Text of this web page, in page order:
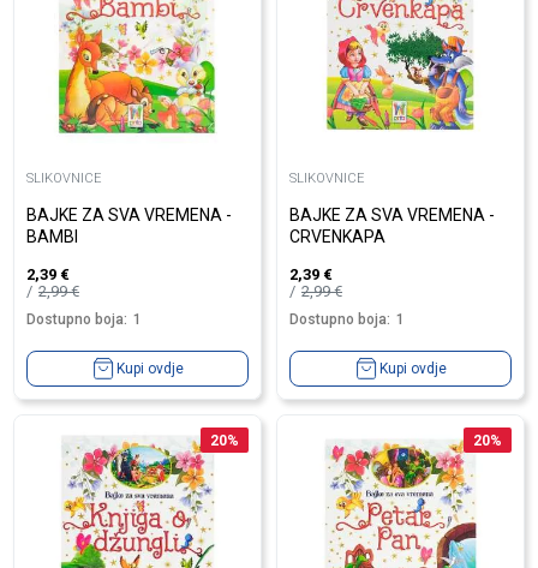
SLIKOVNICE
BAJKE ZA SVA VREMENA -
BAMBI
2,39 €
2,99€
Dostupno boja: 1
Kupi ovdje
SLIKOVNICE
BAJKE ZA SVA VREMENA -
CRVENKAPA
2,39 €
2,99€
Dostupno boja: 1
Kupi ovdje
20% 20%